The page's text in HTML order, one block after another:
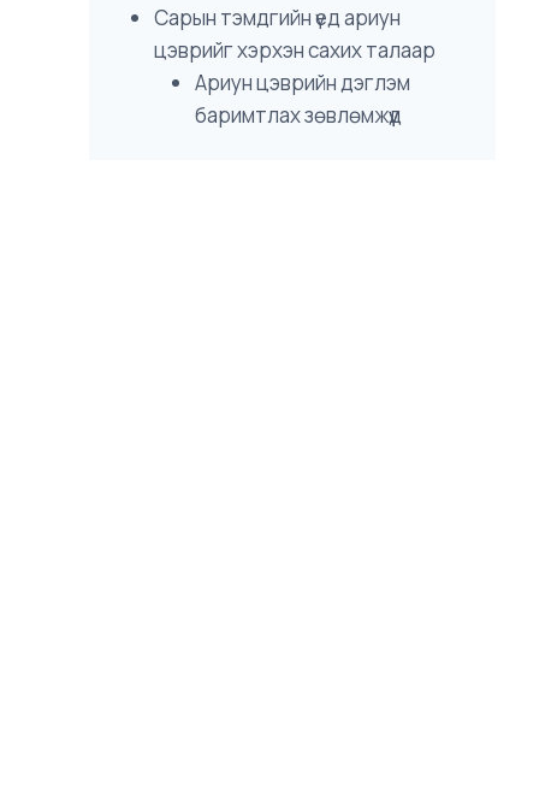
Сарын тэмдгийн үед ариун
цэврийг хэрхэн сахих талаар
Ариун цэврийн дэглэм
баримтлах зөвлөмжүүд